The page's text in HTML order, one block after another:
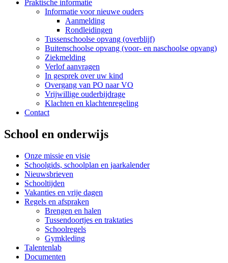
Praktische informatie
Informatie voor nieuwe ouders
Aanmelding
Rondleidingen
Tussenschoolse opvang (overblijf)
Buitenschoolse opvang (voor- en naschoolse opvang)
Ziekmelding
Verlof aanvragen
In gesprek over uw kind
Overgang van PO naar VO
Vrijwillige ouderbijdrage
Klachten en klachtenregeling
Contact
School en onderwijs
Onze missie en visie
Schoolgids, schoolplan en jaarkalender
Nieuwsbrieven
Schooltijden
Vakanties en vrije dagen
Regels en afspraken
Brengen en halen
Tussendoortjes en traktaties
Schoolregels
Gymkleding
Talentenlab
Documenten